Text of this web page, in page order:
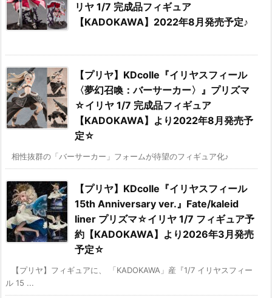
リヤ 1/7 完成品フィギュア
【KADOKAWA】2022年8月発売予定♪
【プリヤ】KDcolle『イリヤスフィール
〈夢幻召喚：バーサーカー〉』プリズマ
☆イリヤ 1/7 完成品フィギュア
【KADOKAWA】より2022年8月発売予
定☆
相性抜群の「バーサーカー」フォームが待望のフィギュア化♪
【プリヤ】KDcolle『イリヤスフィール
15th Anniversary ver.』Fate/kaleid
liner プリズマ☆イリヤ 1/7 フィギュア予
約【KADOKAWA】より2026年3月発売
予定☆
【プリヤ】フィギュアに、 「KADOKAWA」産『1/7 イリヤスフィー
ル 15 ...